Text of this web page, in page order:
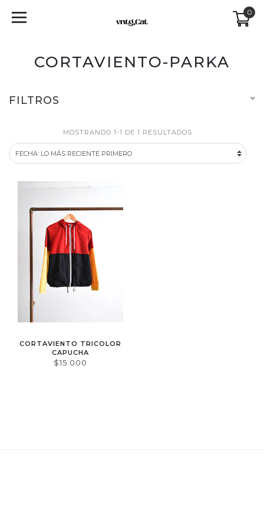
0
CORTAVIENTO-PARKA
FILTROS
MOSTRANDO 1-1 DE 1 RESULTADOS
CORTAVIENTO TRICOLOR
CAPUCHA
$15.000